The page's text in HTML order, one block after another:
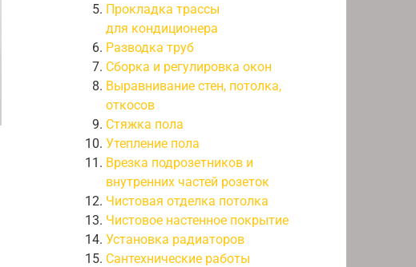
Прокладка трассы
для кондиционера
Разводка труб
Сборка и регулировка окон
Выравнивание стен, потолка,
откосов
Стяжка пола
Утепление пола
Врезка подрозетников и
внутренних частей розеток
Чистовая отделка потолка
Чистовое настенное покрытие
Установка радиаторов
Сантехнические работы